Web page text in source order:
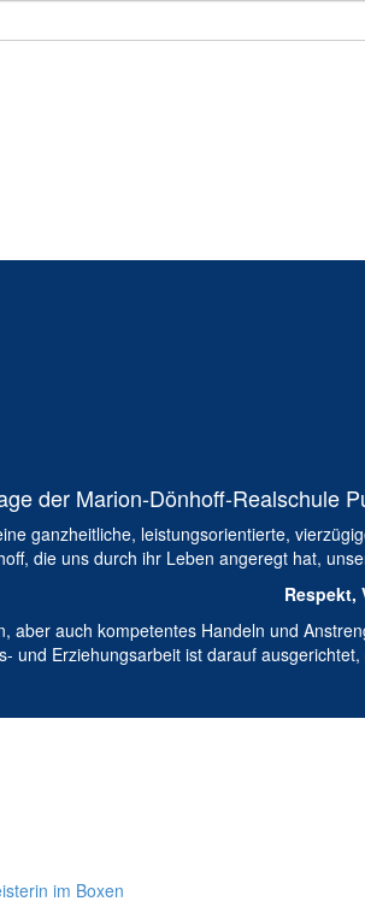
der Marion-Dönhoff-Realschule
ganzheitliche, leistungsorientierte,
die uns durch ihr Leben angeregt hat,
Respekt,
aber auch kompetentes Handeln und
und Erziehungsarbeit ist darauf
im Boxen